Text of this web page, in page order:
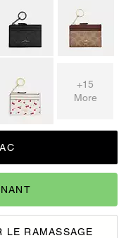
+15
More
LE RAMASSAGE